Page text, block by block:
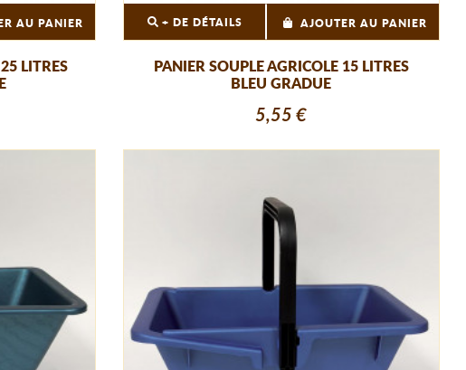
AU PANIER
LITRES
+ DE DÉTAILS AJOUTER AU PANIER
PANIER SOUPLE AGRICOLE 15 LITRES
BLEU GRADUE
5,55 €